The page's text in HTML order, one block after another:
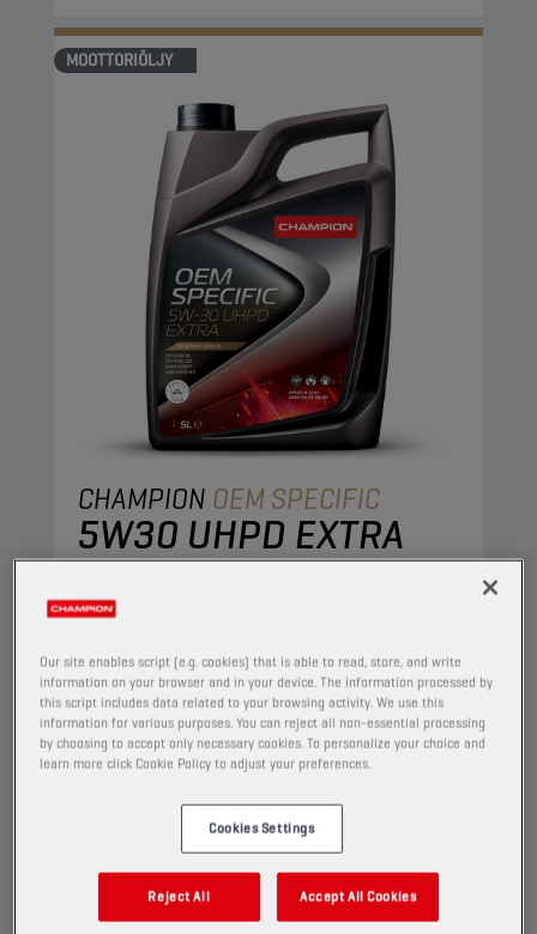
MOOTTORIÖLJY
CHAMPION OEM SPECIFIC
5W30 UHPD EXTRA
Synteettinen moottoriöljy, jossa on parannettu
hapettumisen kesto ja vaahtoamisen esto.
Öljyssä on korkea leikkauskestävyys ja se
säilyttää erinomaiset ominaisuutensa koko
öljynvaihtovälin ajan.
Our site enables script (e.g. cookies) that is able to read, store, and write
information on your browser and in your device. The information processed by
this script includes data related to your browsing activity. We use this
information for various purposes. You can reject all non-essential processing
by choosing to accept only necessary cookies. To personalize your choice and
learn more click Cookie Policy to adjust your preferences.
Cookies Settings
Reject All Accept All Cookies